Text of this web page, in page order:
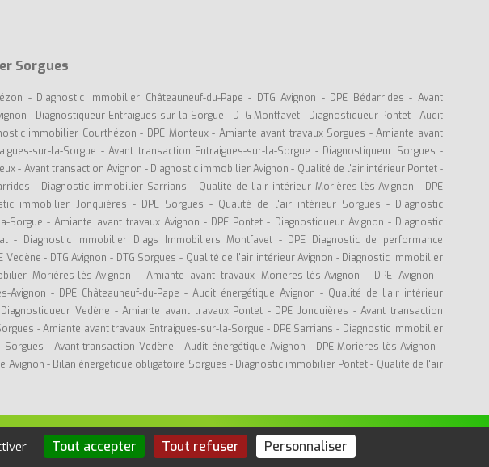
Sorgues
- Diagnostic immobilier Châteauneuf-du-Pape - DTG Avignon - DPE Bédarrides- Avant
- Diagnostiqueur Entraigues-sur-la-Sorgue - DTG Montfavet- Diagnostiqueur Pontet -Audit
immobilier Courthézon- DPE Monteux- Amiante avant travaux Sorgues -Amiante avant
sur-la-Sorgue - Avant transaction Entraigues-sur-la-Sorgue - Diagnostiqueur Sorgues -
- Avant transaction Avignon - Diagnostic immobilier Avignon - Qualité de l'air intérieur Pontet-
- Diagnostic immobilier Sarrians - Qualité de l'air intérieur Morières-lès-Avignon - DPE
immobilier Jonquières - DPE Sorgues - Qualité de l'air intérieur Sorgues - Diagnostic
Sorgue -Amiante avant travaux Avignon - DPE Pontet - Diagnostiqueur Avignon - Diagnostic
- Diagnostic immobilier Diags Immobiliers Montfavet - DPE Diagnostic de performance
Vedène- DTG Avignon - DTG Sorgues - Qualité de l'air intérieur Avignon - Diagnostic immobilier
Morières-lès-Avignon - Amiante avant travaux Morières-lès-Avignon - DPE Avignon -
Avignon - DPE Châteauneuf-du-Pape - Audit énergétique Avignon - Qualité de l'air intérieur
Diagnostiqueur Vedène -Amiante avant travaux Pontet - DPE Jonquières -Avant transaction
-Amiante avant travaux Entraigues-sur-la-Sorgue - DPE Sarrians - Diagnostic immobilier
Sorgues - Avant transaction Vedène -Audit énergétique Avignon - DPE Morières-lès-Avignon -
Avignon - Bilan énergétique obligatoire Sorgues - Diagnostic immobilier Pontet- Qualité de l'air
Tout accepter Tout refuser Personnaliser